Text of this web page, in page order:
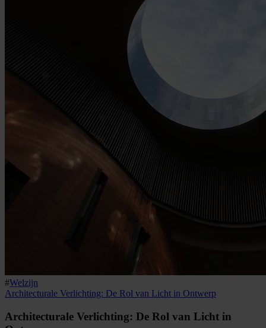
#Welzijn
Architecturale Verlichting: De Rol van Licht in Ontwerp
Architecturale Verlichting: De Rol van Licht in